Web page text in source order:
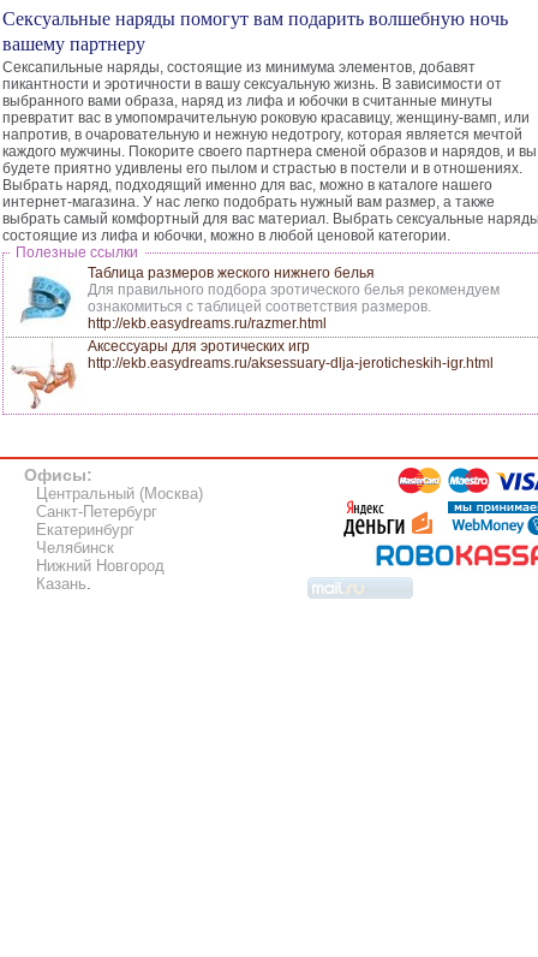
Сексуальные наряды помогут вам подарить волшебную ночь
вашему партнеру
Сексапильные наряды, состоящие из минимума элементов, добавят
пикантности и эротичности в вашу сексуальную жизнь. В зависимости от
выбранного вами образа, наряд из лифа и юбочки в считанные минуты
превратит вас в умопомрачительную роковую красавицу, женщину-вамп, или
напротив, в очаровательную и нежную недотрогу, которая является мечтой
каждого мужчины. Покорите своего партнера сменой образов и нарядов, и вы
будете приятно удивлены его пылом и страстью в постели и в отношениях.
Выбрать наряд, подходящий именно для вас, можно в каталоге нашего
интернет-магазина. У нас легко подобрать нужный вам размер, а также
выбрать самый комфортный для вас материал. Выбрать сексуальные
состоящие из лифа и юбочки, можно в любой ценовой категории.
Полезные ссылки
Таблица размеров жеского нижнего белья
Для правильного подбора эротического белья рекомендуем
ознакомиться с таблицей соответствия размеров.
http://ekb.easydreams.ru/razmer.html
Аксессуары для эротических игр
http://ekb.easydreams.ru/aksessuary-dlja-jeroticheskih-igr.html
Офисы:
Центральный (Москва)
Санкт-Петербург
Екатеринбург
Челябинск
Нижний Новгород
Казань.